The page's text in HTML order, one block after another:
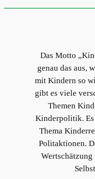
Das Motto
genau das aus,
mit Kindern so
gibt es viele
Themen
Kinderpolitik. Es
Thema
Politaktionen.
Wertschätzung